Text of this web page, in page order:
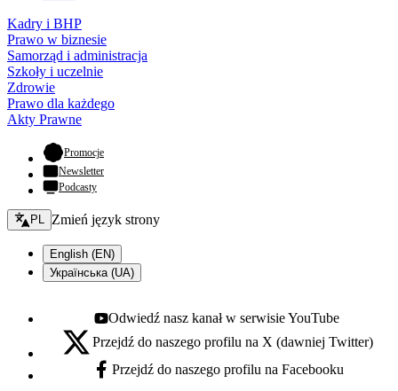
Kadry i BHP
Prawo w biznesie
Samorząd i administracja
Szkoły i uczelnie
Zdrowie
Prawo dla każdego
Akty Prawne
Promocje- otwiera się w nowej karcie
Newsletter
Podcasty
Zmień język - bieżący:
PL Zmień język strony
English (EN)
Українська (UA)
Youtube - otwiera się w nowej karcie
Odwiedź nasz kanał w serwisie YouTube
X - otwiera się w nowej karcie
Przejdź do naszego profilu na X (dawniej Twitter)
Facebook - otwiera się w nowej karcie
Przejdź do naszego profilu na Facebooku